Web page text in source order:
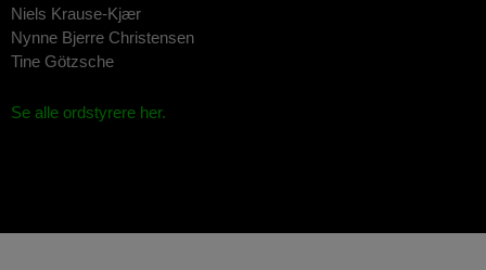
Niels Krause-Kjær
Nynne Bjerre Christensen
Tine Götzsche
Se alle ordstyrere her.